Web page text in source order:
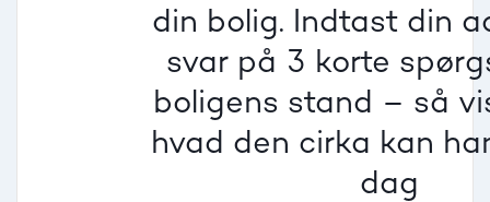
din bolig. Indtast din
svar på 3 korte
boligens stand – så
hvad den cirka kan
dag
Dårlig
Dårlig
Dårlig
Villa
Beregner pris